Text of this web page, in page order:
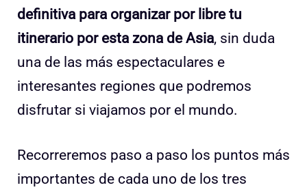
definitiva para organizar por libre tu
itinerario por esta zona de Asia, sin duda
una de las más espectaculares e
interesantes regiones que podremos
disfrutar si viajamos por el mundo.
Recorreremos paso a paso los puntos más
importantes de cada uno de los tres